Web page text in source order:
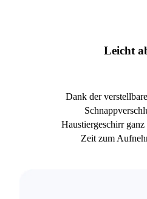
Leicht
Dank der
Haustiergeschirr
Zeit zum